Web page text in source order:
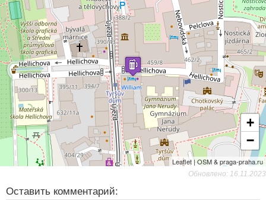
+
−
Leaflet | OSM & praga-praha.ru
Обновлено: 16.11.2023
Оставить комментарий: